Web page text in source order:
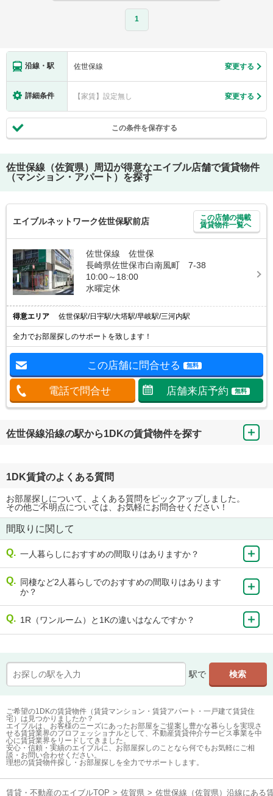
1
沿線・駅 佐世保線 変更する
詳細条件 【家賃】設定無し 変更する
この条件を保存する
佐世保線（佐賀県）
周辺が得意なエイブル店舗で賃貸物件
（マンション・アパート）を探す
エイブルネットワーク佐世保駅前店
この店舗の掲載
賃貸物件一覧へ
佐世保線 佐世保
長崎県佐世保市白南風町 7-38
10:00～18:00
水曜定休
得意エリア 佐世保駅/日宇駅/大塔駅/早岐駅/三河内駅
全力でお部屋探しのサポートを致します！
この店舗に問合せる 無料
電話で問合せ 店舗来店予約 無料
佐世保線沿線の駅から1DKの賃貸物件を探す
1DK賃貸のよくある質問
お部屋探しについて、よくある質問をピックアップしました。
その他ご不明点については、お気軽にお問合せください！
間取りに関して
一人暮らしにおすすめの間取りはありますか？
同棲など2人暮らしでのおすすめの間取りはあります
か？
1R（ワンルーム）と1Kの違いはなんですか？
駅で
ご希望の1DKの賃貸物件（賃貸マンション・賃貸アパート・一戸建て賃貸住
宅）は見つかりましたか？
エイブルは、お客様のニーズにあったお部屋をご提案し豊かな暮らしを実現さ
せる賃貸業界のプロフェッショナルとして、不動産賃貸仲介サービス事業を中
心に賃貸業界をリードしてきました。
安心・信頼・実績のエイブルに、お部屋探しのことなら何でもお気軽にご相
談・お問い合わせください。
理想の賃貸物件探し・お部屋探しを全力でサポートします。
賃貸・不動産のエイブルTOP > 佐賀県 > 佐世保線（佐賀県）沿線にある